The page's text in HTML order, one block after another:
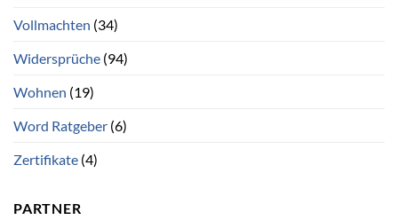
Vollmachten (34)
Widersprüche (94)
Wohnen (19)
Word Ratgeber (6)
Zertifikate (4)
PARTNER